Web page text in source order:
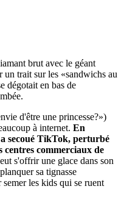
brut avec le géant
trait sur les «sandwichs au
dégotait en bas de
d'être une princesse?»)
à internet. En
a secoué TikTok, perturbé
centres commerciaux de
s'offrir une glace dans son
sa tignasse
les kids qui se ruent